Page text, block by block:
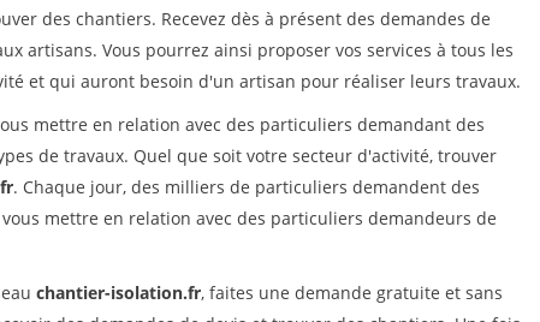
des chantiers. Recevez dès à présent des demandes de
artisans. Vous pourrez ainsi proposer vos services à tous les
et qui auront besoin d'un artisan pour réaliser leurs travaux.
mettre en relation avec des particuliers demandant des
de travaux. Quel que soit votre secteur d'activité, trouver
. Chaque jour, des milliers de particuliers demandent des
mettre en relation avec des particuliers demandeurs de
chantier-isolation.fr, faites une demande gratuite et sans